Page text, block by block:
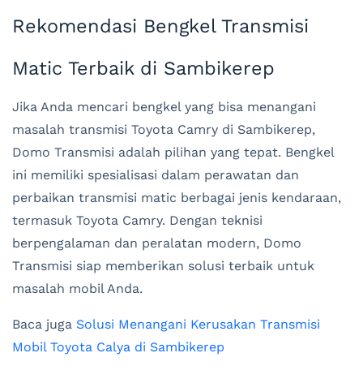
Rekomendasi Bengkel Transmisi
Matic Terbaik di Sambikerep
Jika Anda mencari bengkel yang bisa menangani
masalah transmisi Toyota Camry di Sambikerep,
Domo Transmisi adalah pilihan yang tepat. Bengkel
ini memiliki spesialisasi dalam perawatan dan
perbaikan transmisi matic berbagai jenis kendaraan,
termasuk Toyota Camry. Dengan teknisi
berpengalaman dan peralatan modern, Domo
Transmisi siap memberikan solusi terbaik untuk
masalah mobil Anda.
Baca juga Solusi Menangani Kerusakan Transmisi
Mobil Toyota Calya di Sambikerep